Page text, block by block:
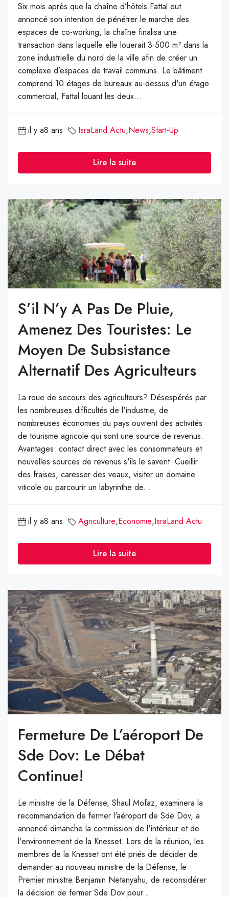
Six mois après que la chaîne d’hôtels Fattal eut
annoncé son intention de pénétrer le marche des
espaces de co-working, la chaîne finalisa une
transaction dans laquelle elle louerait 3 500 m² dans la
zone industrielle du nord de la ville afin de créer un
complexe d’espaces de travail communs. Le bâtiment
comprend 10 étages de bureaux au-dessus d'un étage
commercial, Fattal louant les deux...
il y a8 ans IsraLand Actu,News,Start-Up
Lire la suite
S’il N’y A Pas De Pluie,
Amenez Des Touristes: Le
Moyen De Subsistance
Alternatif Des Agriculteurs
La roue de secours des agriculteurs? Désespérés par
les nombreuses difficultés de l'industrie, de
nombreuses économies du pays ouvrent des activités
de tourisme agricole qui sont une source de revenus.
Avantages: contact direct avec les consommateurs et
nouvelles sources de revenus s'ils le savent. Cueillir
des fraises, caresser des veaux, visiter un domaine
viticole ou parcourir un labyrinthe de...
il y a8 ans Agriculture,Economie,IsraLand Actu
Lire la suite
Fermeture De L’aéroport De
Sde Dov: Le Débat
Continue!
Le ministre de la Défense, Shaul Mofaz, examinera la
recommandation de fermer l'aéroport de Sde Dov, a
annoncé dimanche la commission de l'intérieur et de
l'environnement de la Knesset. Lors de la réunion, les
membres de la Knesset ont été priés de décider de
demander au nouveau ministre de la Défense, le
Premier ministre Benjamin Netanyahu, de reconsidérer
la décision de fermer Sde Dov pour...